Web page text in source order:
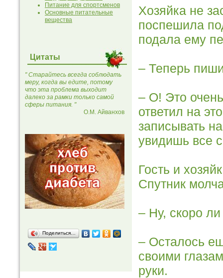
Питание для спортсменов
Основные питательные
вещества
Цитаты
" Старайтесь всегда соблюдать
меру, когда вы едите, потому
что эта проблема выходит
далеко за рамки только самой
сферы питания. "
О.М. Айванхов
Поделиться…
Хозяйка не
поспешила
по­дала ему
– Теперь
– О! Это
ответил на
записывать
увидишь все
Гость и
Спутник
– Ну, скоро
– Осталось
своими
руки.